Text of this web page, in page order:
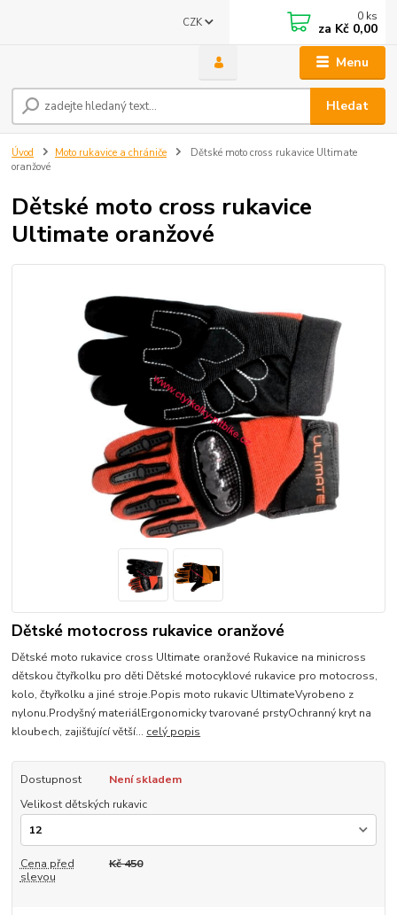
Menu
CZK
Hledat
0 ks
za Kč 0,00
Úvod Moto rukavice a chrániče
Dětské moto cross rukavice Ultimate
oranžové
Dětské moto cross rukavice
Ultimate oranžové
Dětské motocross rukavice oranžové
Dětské moto rukavice cross Ultimate oranžové Rukavice na minicross
dětskou čtyřkolku pro děti Dětské motocyklové rukavice pro motocross,
kolo, čtyřkolku a jiné stroje.Popis moto rukavic UltimateVyrobeno z
nylonu.Prodyšný materiálErgonomicky tvarované prstyOchranný kryt na
kloubech, zajišťující větší... celý popis
Dostupnost
Není skladem
Velikost dětských rukavic
Cena před
slevou
Kč 450